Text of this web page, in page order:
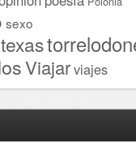
sexo
texas
Viajarviajes